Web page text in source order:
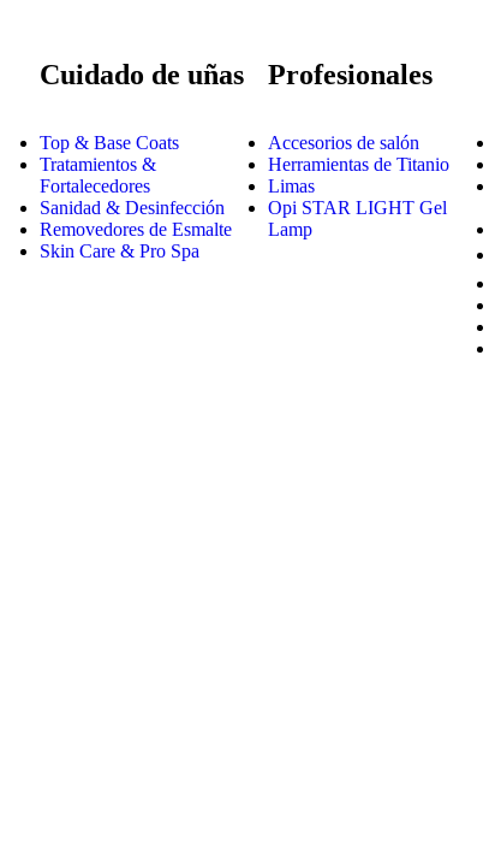
Cuidado de uñas
Top & Base Coats
Tratamientos &
Fortalecedores
Sanidad & Desinfección
Removedores de Esmalte
Skin Care & Pro Spa
Profesionales
Accesorios de salón
Herramientas de Titanio
Limas
Opi STAR LIGHT Gel
Lamp